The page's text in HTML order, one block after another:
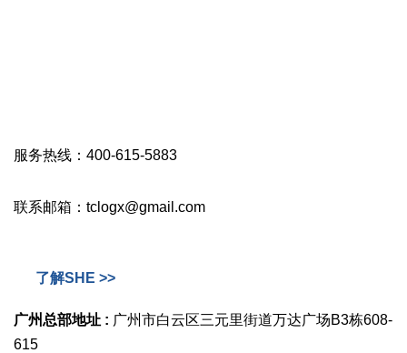
服务热线：400-615-5883
联系邮箱：tclogx@gmail.com
了解SHE >>
广州总部地址 : 广州市白云区三元里街道万达广场B3栋608-
615